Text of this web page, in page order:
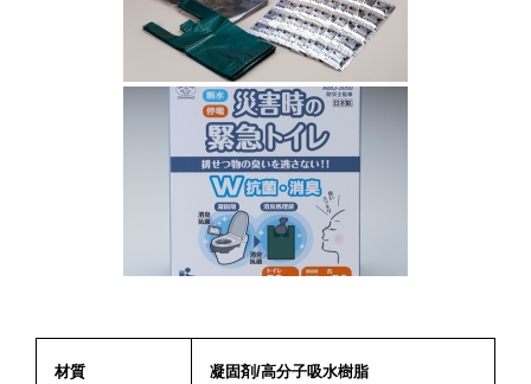
材質
凝固剤/高分子吸水樹脂